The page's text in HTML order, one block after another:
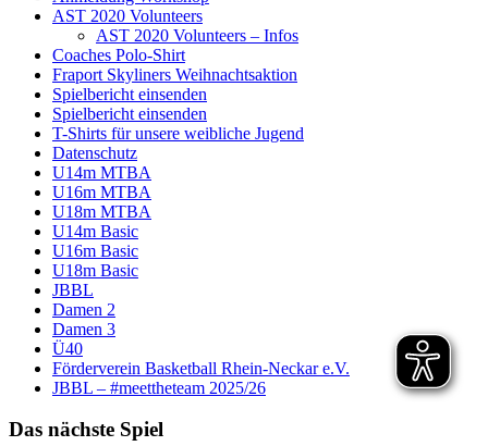
AST 2020 Volunteers
AST 2020 Volunteers – Infos
Coaches Polo-Shirt
Fraport Skyliners Weihnachtsaktion
Spielbericht einsenden
Spielbericht einsenden
T-Shirts für unsere weibliche Jugend
Datenschutz
U14m MTBA
U16m MTBA
U18m MTBA
U14m Basic
U16m Basic
U18m Basic
JBBL
Damen 2
Damen 3
Ü40
Förderverein Basketball Rhein-Neckar e.V.
JBBL – #meettheteam 2025/26
Das nächste Spiel